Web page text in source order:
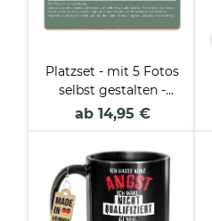
Platzset - mit 5 Fotos
selbst gestalten -
Herzensmensch
ab 14,95 €